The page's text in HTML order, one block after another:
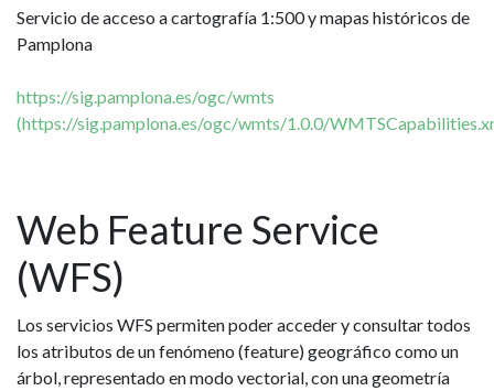
Servicio de acceso a cartografía 1:500 y mapas históricos de
Pamplona
https://sig.pamplona.es/ogc/wmts
(https://sig.pamplona.es/ogc/wmts/1.0.0/
Web Feature Service
(WFS)
Los servicios WFS permiten poder acceder y consultar todos
los atributos de un fenómeno (feature) geográfico como un
árbol, representado en modo vectorial, con una geometría